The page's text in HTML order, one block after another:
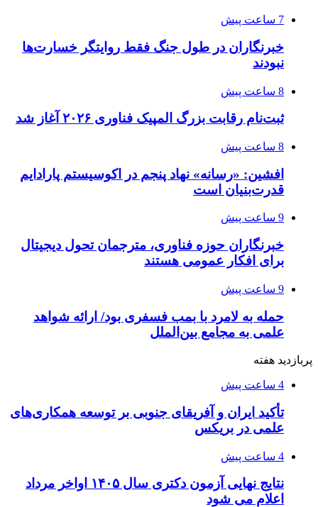
7 ساعت پیش
خبرنگاران در طول جنگ فقط روایتگر خسارت‌ها
نبودند
8 ساعت پیش
ثبت‌نام رقابت بزرگ المپیک فناوری ۲۰۲۶ آغاز شد
8 ساعت پیش
افشین: «رسانه» نهاد پنجم در اکوسیستم پارادایم
قدرت‌بنیان است
9 ساعت پیش
خبرنگاران حوزه فناوری، مترجمان تحول دیجیتال
برای افکار عمومی هستند
9 ساعت پیش
حمله به لامرد با بمب فسفری بود/ ارائه شواهد
علمی به مجامع بین‌الملل
پربازدید هفته
4 ساعت پیش
تأکید ایران و آفریقای جنوبی بر توسعه همکاری‌های
علمی در بریکس
4 ساعت پیش
نتایج نهایی آزمون دکتری سال ۱۴۰۵ اواخر مرداد
اعلام می شود